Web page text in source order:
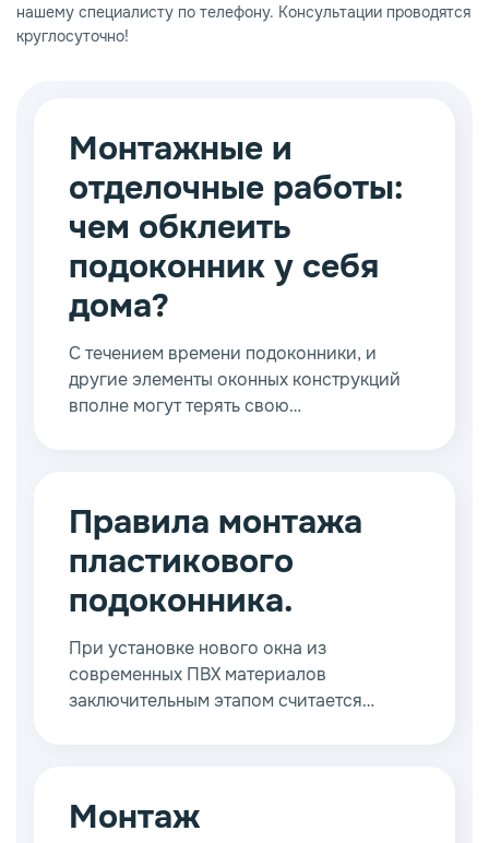
нашему специалисту по телефону. Консультации проводятся
круглосуточно!
Монтажные и
отделочные работы:
чем обклеить
подоконник у себя
дома?
С течением времени подоконники, и
другие элементы оконных конструкций
вполне могут терять свою
«товарный вид», нужно предпринимать
соответствующие меры.
Правила монтажа
пластикового
подоконника.
При установке нового окна из
современных ПВХ материалов
заключительным этапом считается
Монтаж